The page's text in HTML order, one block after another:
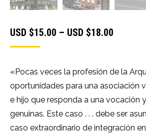
USD $15.00 – USD $18.00
$15.00
through
$18.00
«Pocas veces la profesión de la
oportunidades para una asociación
e hijo que responda a una vocación
genuinas. Este caso . . . debe ser
caso extraordinario de integración